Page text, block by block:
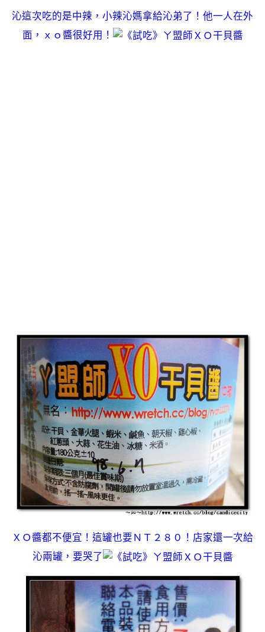
沁這次吃的是中辣，小辣沁媽拿給沁弟了！他一人在外
面，ｘｏ醬很好用！
ＸＯ醬都不便宜！這罐也要ＮＴ２８０！店家還一次給
沁兩罐，要哭了